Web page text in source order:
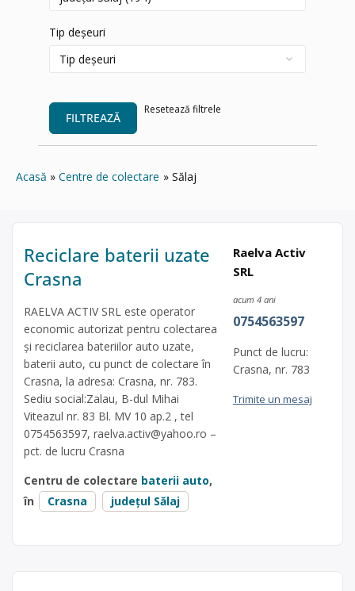
Tip deșeuri
FILTREAZĂ
Resetează filtrele
Acasă Centre de colectare Sălaj
Reciclare baterii uzate
Crasna
RAELVA ACTIV SRL este operator
economic autorizat pentru colectarea
și reciclarea bateriilor auto uzate,
baterii auto, cu punct de colectare în
Crasna, la adresa: Crasna, nr. 783.
Sediu social:Zalau, B-dul Mihai
Viteazul nr. 83 Bl. MV 10 ap.2 , tel
0754563597, raelva.activ@yahoo.ro –
pct. de lucru Crasna
Centru de colectare baterii auto,
în
Crasna județul Sălaj
Raelva Activ
SRL
acum 4 ani
0754563597
Punct de lucru:
Crasna, nr. 783
Trimite un mesaj